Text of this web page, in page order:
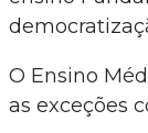
O Ensino
as exceções